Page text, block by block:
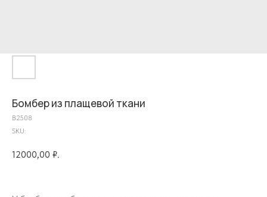
Бомбер из плащевой ткани
B2508
SKU:
12000,00 ₽.